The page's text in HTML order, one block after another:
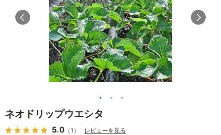
ネオドリップウエシタ
5.0 （1） レビューを見る